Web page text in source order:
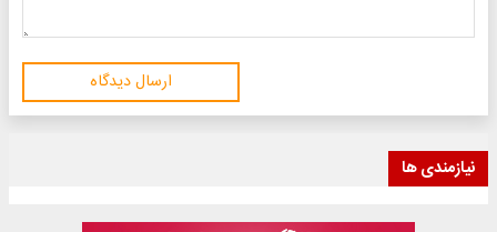
ارسال دیدگاه
نیازمندی ها